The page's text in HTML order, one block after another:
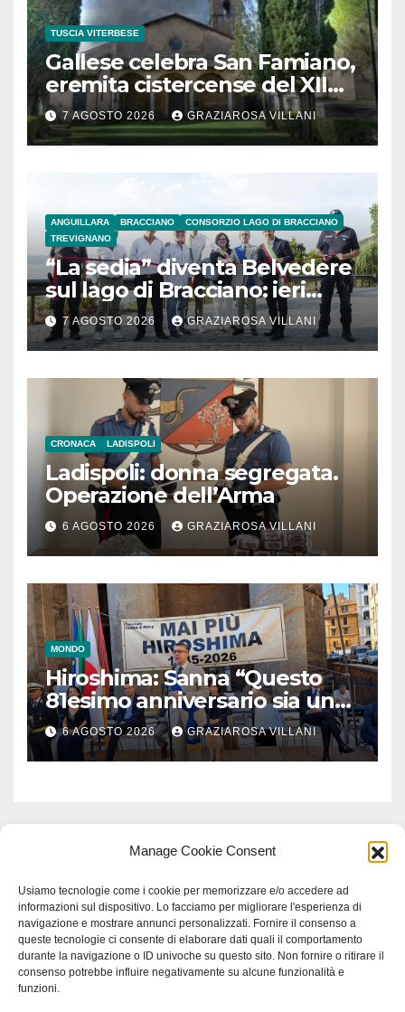
Manage Cookie Consent
Usiamo tecnologie come i cookie per memorizzare e/o accedere ad
informazioni sul dispositivo. Lo facciamo per migliorare l'esperienza di
navigazione e mostrare annunci personalizzati. Fornire il consenso a
queste tecnologie ci consente di elaborare dati quali il comportamento
durante la navigazione o ID univoche su questo sito. Non fornire o ritirare il
consenso potrebbe influire negativamente su alcune funzionalità e
funzioni.
TUSCIA VITERBESE
Gallese celebra San Famiano,
eremita cistercense del XII
secolo
7 AGOSTO 2026 GRAZIAROSA VILLANI
ANGUILLARA BRACCIANO
CONSORZIO LAGO DI BRACCIANO
TREVIGNANO
“La sedia” diventa Belvedere
sul lago di Bracciano: ieri
l’inaugurazione
7 AGOSTO 2026 GRAZIAROSA VILLANI
CRONACA LADISPOLI
Ladispoli: donna segregata.
Operazione dell’Arma
6 AGOSTO 2026 GRAZIAROSA VILLANI
MONDO
Hiroshima: Sanna “Questo
81esimo anniversario sia un
monito per tutti”
6 AGOSTO 2026 GRAZIAROSA VILLANI